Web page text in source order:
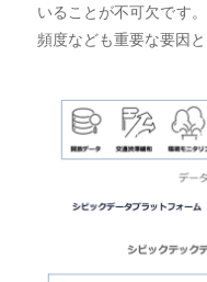
いることが不可欠です
頻度なども重要な要因と